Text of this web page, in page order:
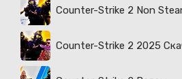
Counter-Strike 2 Non
Counter-Strike 2 2025